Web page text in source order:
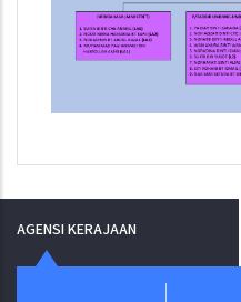
AGENSI KERAJAAN